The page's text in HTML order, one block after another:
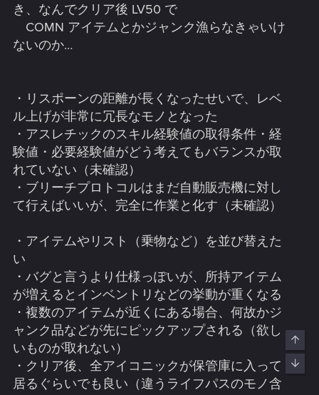
き、なんでクリア後 LV50 で
COMN アイテムとかジャンク漁らなきゃいけ
ないのか…
・リスポーンの距離が長くなったせいで、レベ
ル上げが非常に冗長なモノとなった
・アスレチックのスキル経験値の取得条件・経
験値・必要経験値がどう考えてもバランスが取
れていない（未確認）
・ブリーチプロトコルはまだ自動販売機に対し
て行えばいいが、完全に作業と化す（未確認）
・アイテムやリスト（乗物など）を並び替えた
い
・バグと言うより仕様っぽいが、所持アイテム
が増えるとインベントリなどの挙動が重くなる
・複数のアイテムが近くにある場合、何故かジ
ャンク品などが先にピックアップされる（欲し
いものが取れない）
・クリア後、全アイコニックが保管庫に入って
居るぐらいでも良い（違うライフパスのモノ含
Top